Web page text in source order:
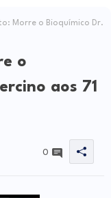
Morre o Bioquímico Dr.
o
aos 71
0